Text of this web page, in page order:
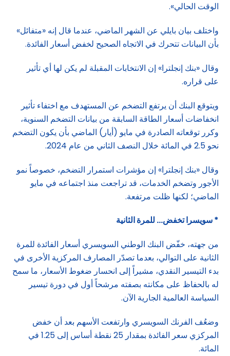
الوقت الحالي».
واختلف بيان بايلي عن الشهر الماضي، عندما قال إنه «متفائل»
بأن البيانات تتحرك في الاتجاه الصحيح لخفض أسعار الفائدة.
وقال «بنك إنجلترا» إن الانتخابات المقبلة لم يكن لها أي تأثير
على قراره.
ويتوقع البنك أن يرتفع التضخم عن المستهدف مع اختفاء تأثير
انخفاضات أسعار الطاقة السابقة من بيانات التضخم السنوية،
وكرر توقعاته الصادرة في مايو (أيار) الماضي بأن يكون التضخم
نحو 2.5 في المائة خلال النصف الثاني من عام 2024.
وقال «بنك إنجلترا» إن مؤشرات استمرار التضخم، خصوصاً نمو
الأجور وتضخم الخدمات، قد تراجعت منذ اجتماعه في مايو
الماضي؛ لكنها ظلت مرتفعة.
* سويسرا تخفض… للمرة الثانية
من جهته، خفّض البنك الوطني السويسري أسعار الفائدة للمرة
الثانية على التوالي، بعدما تصدّر المصارف المركزية الأخرى في
بدء التيسير النقدي، مشيراً إلى انحسار ضغوط الأسعار، ما سمح
له بالحفاظ على مكانته بصفته مرشحاً أول في دورة تيسير
السياسة العالمية الجارية الآن.
وضعُف الفرنك السويسري وارتفعت الأسهم بعد أن خفض
المركزي سعر الفائدة بمقدار 25 نقطة أساس إلى 1.25 في
المائة.